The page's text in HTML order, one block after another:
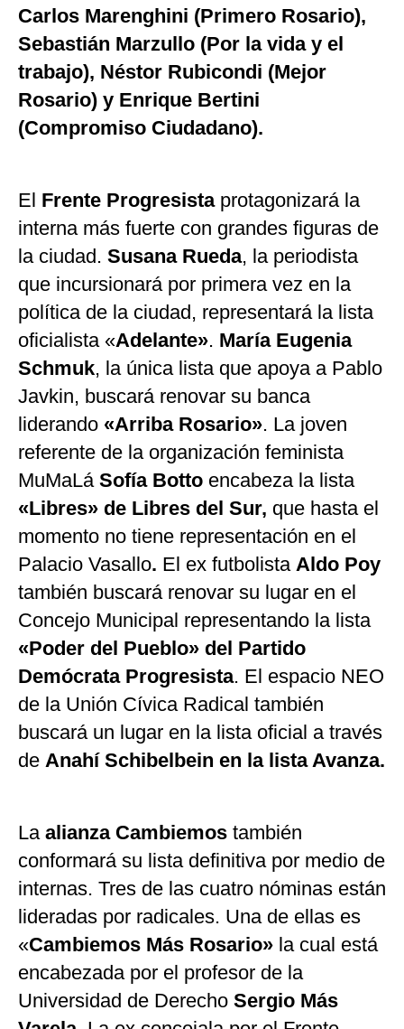
Carlos Marenghini (Primero Rosario),
Sebastián Marzullo (Por la vida y el
trabajo), Néstor Rubicondi (Mejor
Rosario) y Enrique Bertini
(Compromiso Ciudadano).
El Frente Progresistaprotagonizará la
interna más fuerte con grandes figuras de
la ciudad. Susana Rueda, la periodista
que incursionará por primera vez en la
política de la ciudad, representará la lista
oficialista «Adelante». María Eugenia
Schmuk, la única lista que apoya a Pablo
Javkin, buscará renovar su banca
liderando «Arriba Rosario». La joven
referente de la organización feminista
MuMaLá Sofía Botto encabeza la lista
«Libres» de Libres del Sur, que hasta el
momento no tiene representación en el
Palacio Vasallo. El ex futbolista Aldo Poy
también buscará renovar su lugar en el
Concejo Municipal representando la lista
«Poder del Pueblo» del Partido
Demócrata Progresista. El espacio NEO
de la Unión Cívica Radical también
buscará un lugar en la lista oficial a través
de Anahí Schibelbein en la lista Avanza.
La alianza Cambiemos también
conformará su lista definitiva por medio de
internas. Tres de las cuatro nóminas están
lideradas por radicales. Una de ellas es
«Cambiemos Más Rosario» la cual está
encabezada por el profesor de la
Universidad de Derecho Sergio Más